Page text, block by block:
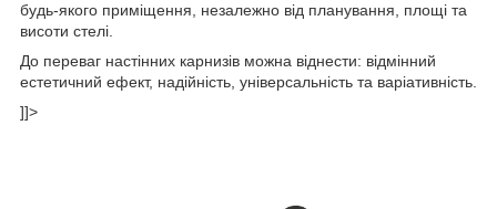
будь-якого приміщення, незалежно від планування, площі та
висоти стелі.
До переваг настінних карнизів можна віднести: відмінний
естетичний ефект, надійність, універсальність та варіативність.
]]>